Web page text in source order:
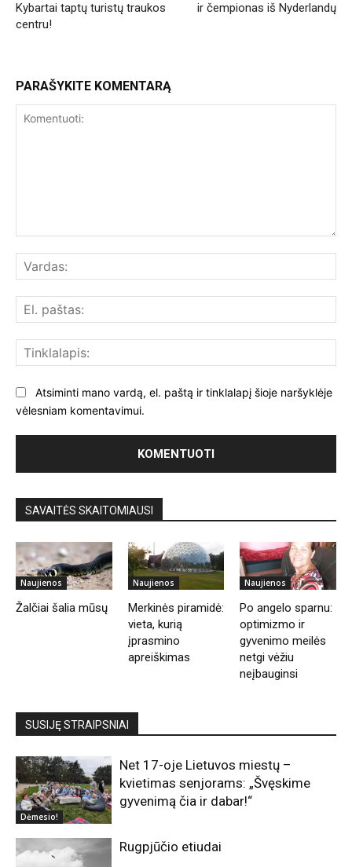
Kybartai taptų turistų traukos
centru!
ir čempionas iš Nyderlandų
PARAŠYKITE KOMENTARĄ
Atsiminti mano vardą, el. paštą ir tinklalapį šioje naršyklėje
vėlesniam komentavimui.
SAVAITĖS SKAITOMIAUSI
Naujienos
Žalčiai šalia mūsų
Naujienos
Merkinės piramidė:
vieta, kurią
įprasmino
apreiškimas
Naujienos
Po angelo sparnu:
optimizmo ir
gyvenimo meilės
netgi vėžiu
neįbauginsi
SUSIJĘ STRAIPSNIAI
Dėmesio!
Net 17-oje Lietuvos miestų –
kvietimas senjorams: „Švęskime
gyvenimą čia ir dabar!“
Rugpjūčio etiudai